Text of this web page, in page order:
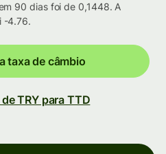
90 dias foi de 0,1448. A
-4.76.
taxa de câmbio
TRY para TTD